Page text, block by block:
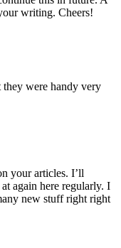
writing. Cheers!
they were handy very
your articles. I’ll
again here regularly. I
new stuff right right